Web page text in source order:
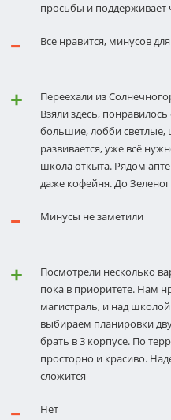
просьбы и поддерживает
Все нравится, минусов
Переехали из
Взяли здесь,
большие, лобби светлые,
развивается, уже всё
школа откыта. Рядом
даже кофейня. До
Минусы не заметили
Посмотрели несколько
пока в приоритете. Нам
магистраль, и над
выбираем планировки
брать в 3 корпусе. По
просторно и красиво.
сложится
Нет